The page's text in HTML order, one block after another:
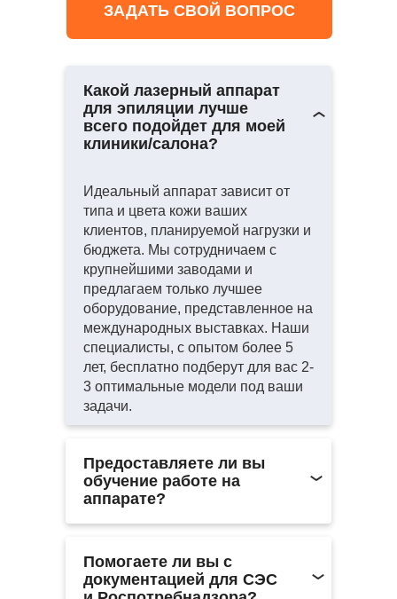
Какой лазерный аппарат
для эпиляции лучше
всего подойдет для моей
клиники/салона?
Идеальный аппарат зависит от
типа и цвета кожи ваших
клиентов, планируемой нагрузки и
бюджета. Мы сотрудничаем с
крупнейшими заводами и
предлагаем только лучшее
оборудование, представленное на
международных выставках. Наши
специалисты, с опытом более 5
лет, бесплатно подберут для вас 2-
3 оптимальные модели под ваши
задачи.
Предоставляете ли вы
обучение работе на
аппарате?
сосредоточить все ресурсы на
качестве оборудования и его
Помогаете ли вы с
документацией для СЭС
ЗАДАТЬ СВОЙ ВОПРОС